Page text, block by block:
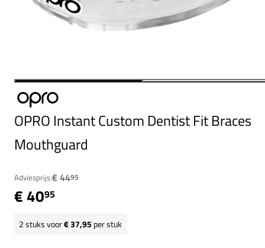
OPRO Instant Custom Dentist Fit Braces
Mouthguard
Adviesprijs:€ 4495
€ 4095
2stuks voor€ 37,95 per stuk